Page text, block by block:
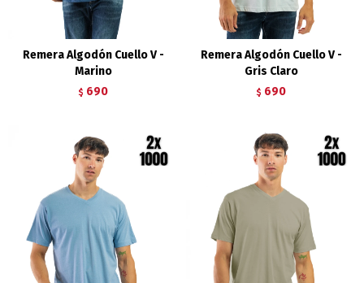
Remera Algodón Cuello V -
Marino
$ 690
Remera Algodón Cuello V -
Gris Claro
$ 690